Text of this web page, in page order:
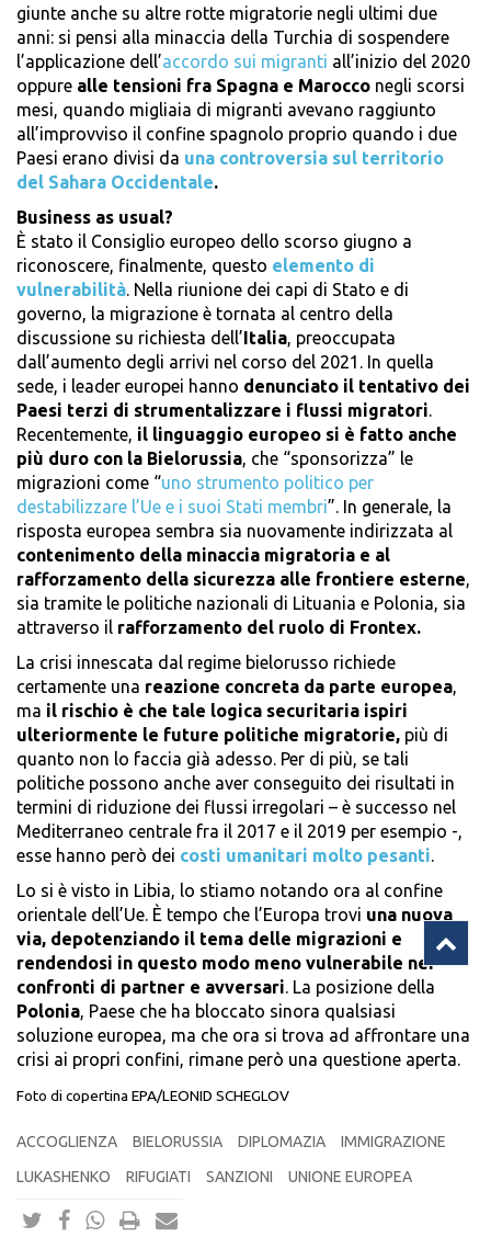
giunte anche su altre rotte migratorie negli ultimi due
anni: si pensi alla minaccia della Turchia di sospendere
l’applicazione dell’accordo sui migranti all’inizio del 2020
oppure alle tensioni fra Spagna e Marocco negli scorsi
mesi, quando migliaia di migranti avevano raggiunto
all’improvviso il confine spagnolo proprio quando i due
Paesi erano divisi da una controversia sul territorio
del Sahara Occidentale.
Business as usual?
È stato il Consiglio europeo dello scorso giugno a
riconoscere, finalmente, questo elemento di
vulnerabilità. Nella riunione dei capi di Stato e di
governo, la migrazione è tornata al centro della
discussione su richiesta dell’Italia, preoccupata
dall’aumento degli arrivi nel corso del 2021. In quella
sede, i leader europei hanno denunciato il tentativo dei
Paesi terzi di strumentalizzare i flussi migratori.
Recentemente, il linguaggio europeo si è fatto anche
più duro con la Bielorussia, che “sponsorizza” le
migrazioni come “uno strumento politico per
destabilizzare l’Ue e i suoi Stati membri”. In generale, la
risposta europea sembra sia nuovamente indirizzata al
contenimento della minaccia migratoria e al
rafforzamento della sicurezza alle frontiere esterne,
sia tramite le politiche nazionali di Lituania e Polonia, sia
attraverso il rafforzamento del ruolo di Frontex.
La crisi innescata dal regime bielorusso richiede
certamente una reazione concreta da parte europea,
ma il rischio è che tale logica securitaria ispiri
ulteriormente le future politiche migratorie, più di
quanto non lo faccia già adesso. Per di più, se tali
politiche possono anche aver conseguito dei risultati in
termini di riduzione dei flussi irregolari – è successo nel
Mediterraneo centrale fra il 2017 e il 2019 per esempio -,
esse hanno però dei costi umanitari molto pesanti.
Lo si è visto in Libia, lo stiamo notando ora al confine
orientale dell’Ue. È tempo che l’Europa trovi una nuova
via, depotenziando il tema delle migrazioni e
rendendosi in questo modo meno vulnerabile nei
confronti di partner e avversari. La posizione della
Polonia, Paese che ha bloccato sinora qualsiasi
soluzione europea, ma che ora si trova ad affrontare una
crisi ai propri confini, rimane però una questione aperta.
Foto di copertina EPA/LEONID SCHEGLOV
ACCOGLIENZA BIELORUSSIA DIPLOMAZIA
IMMIGRAZIONE
LUKASHENKO
RIFUGIATI SANZIONI UNIONE EUROPEA